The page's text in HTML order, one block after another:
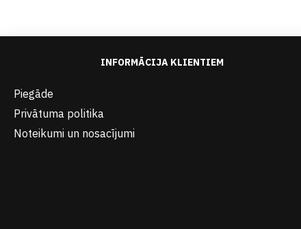
INFORMĀCIJA KLIENTIEM
Piegāde
Privātuma politika
Noteikumi un nosacījumi